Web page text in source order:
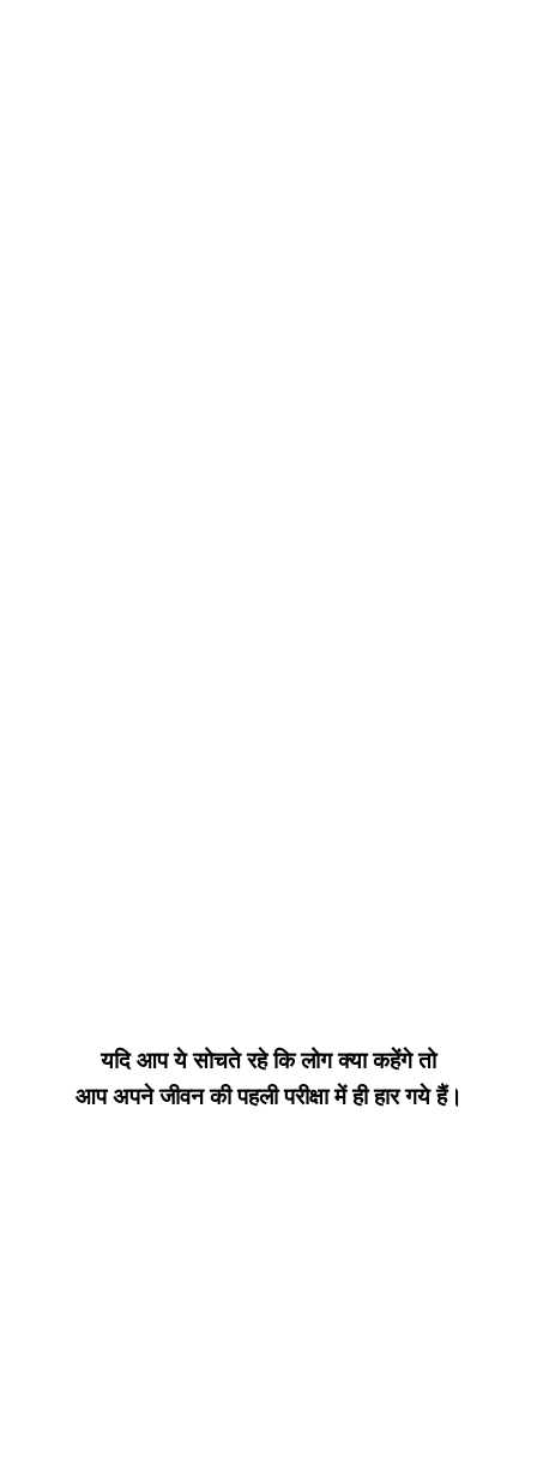
यदि आप ये सोचते रहे कि लोग क्या कहेंगे तो
आप अपने जीवन की पहली परीक्षा में ही हार गये हैं।